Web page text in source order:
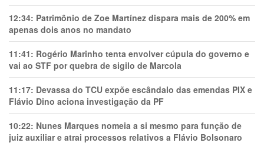
12:34: Patrimônio de Zoe Martínez dispara mais de 200% em
apenas dois anos no mandato
11:41: Rogério Marinho tenta envolver cúpula do governo e
vai ao STF por quebra de sigilo de Marcola
11:17: Devassa do TCU expõe escândalo das emendas PIX e
Flávio Dino aciona investigação da PF
10:22: Nunes Marques nomeia a si mesmo para função de
juiz auxiliar e atrai processos relativos a Flávio Bolsonaro